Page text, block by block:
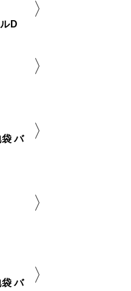
D
バ
バ